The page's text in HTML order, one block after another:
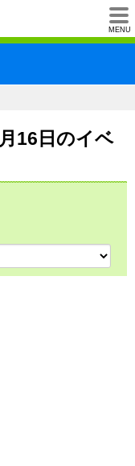
MENU
法人石川
16日のイベ